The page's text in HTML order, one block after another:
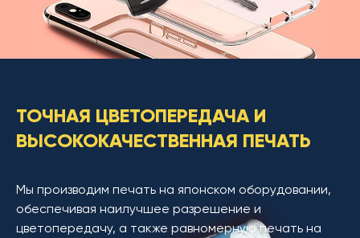
ТОЧНАЯ ЦВЕТОПЕРЕДАЧА И
ВЫСОКОКАЧЕСТВЕННАЯ ПЕЧАТЬ
Мы производим печать на японском оборудовании,
обеспечивая наилучшее разрешение и
цветопередачу, а также равномерную печать на